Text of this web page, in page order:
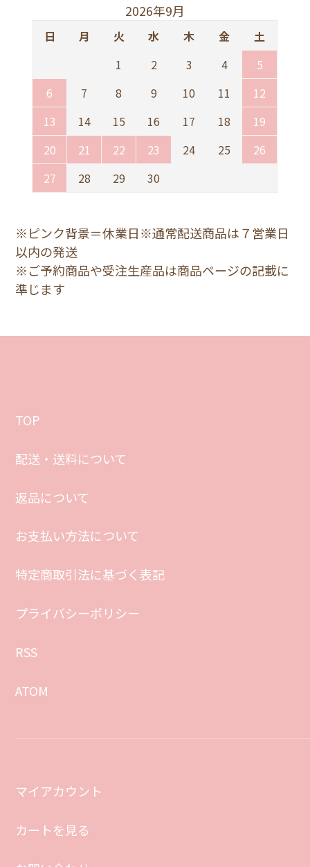
2026年9月
日 月 火 水 木 金
土
1
2 3 4
5
6
7 8 9 10 11
12
13
14 15 16 17 18
19
20
21 22 23 24 25
26
27
28 29 30
※ピンク背景＝休業日※通常配送商品は７営業日
以内の発送
※ご予約商品や受注生産品は商品ページの記載に
準じます
TOP
配送・送料について
返品について
お支払い方法について
特定商取引法に基づく表記
プライバシーポリシー
RSS
ATOM
マイアカウント
カートを見る